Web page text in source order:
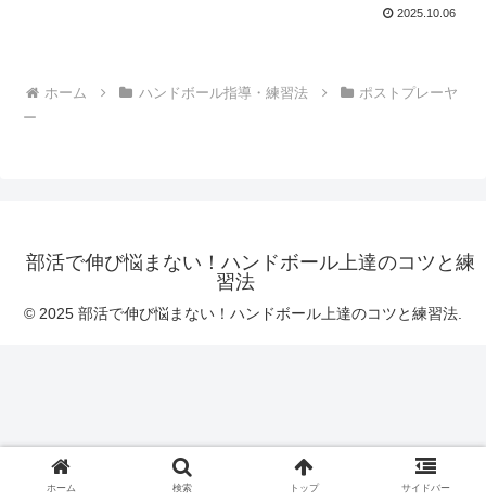
2025.10.06
ホーム ハンドボール指導・練習法
ポストプレーヤ
ー
部活で伸び悩まない！ハンドボール上達のコツと練
習法
© 2025 部活で伸び悩まない！ハンドボール上達のコツと練習法.
ホーム 検索 トップ サイドバー